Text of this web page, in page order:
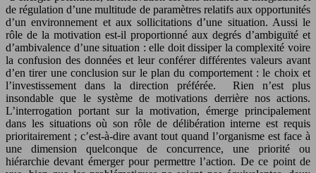
de régulation d’une multitude de paramètres relatifs aux opportunités
d’un environnement et aux sollicitations d’une situation. Aussi le
rôle de la motivation est-il proportionné aux degrés d’ambiguïté et
d’ambivalence d’une situation : elle doit dissiper la complexité voire
la confusion des données et leur conférer différentes valeurs avant
d’en tirer une conclusion sur le plan du comportement : le choix et
l’investissement dans la direction préférée. Rien n’est plus
insondable que le système de motivations derrière nos actions.
L’interrogation portant sur la motivation, émerge principalement
dans les situations où son rôle de délibération interne est requis
prioritairement ; c’est-à-dire avant tout quand l’organisme est face à
une dimension quelconque de concurrence, une priorité ou
hiérarchie devant émerger pour permettre l’action. De ce point de